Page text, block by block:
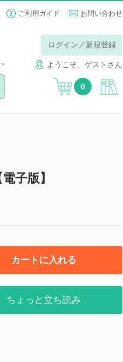
ご利用ガイド お問い合わせ
ログイン／新規登録
ようこそ、ゲストさん
0
子版】
カートに入れる
ちょっと立ち読み